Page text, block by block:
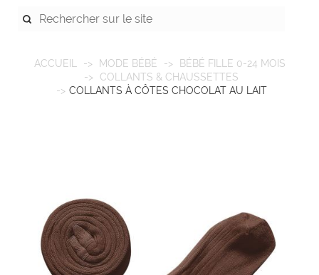
ACCUEIL MODE BÉBÉ
BÉBÉ FILLE 0-24 MOIS
COLLANTS & CHAUSSETTES
COLLANTS À CÔTES CHOCOLAT AU LAIT